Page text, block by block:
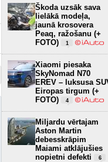
Škoda uzsāk sava
lielākā modeļa,
jaunā krosovera
Peaq, ražošanu (+
FOTO)
1
Xiaomi piesaka
SkyNomad N70
EREV – luksusa
Eiropas tirgum (+
FOTO)
4
Miljardu vērtajam
Aston Martin
debesskrāpim
Maiami atklājušies
nopietni defekti
6